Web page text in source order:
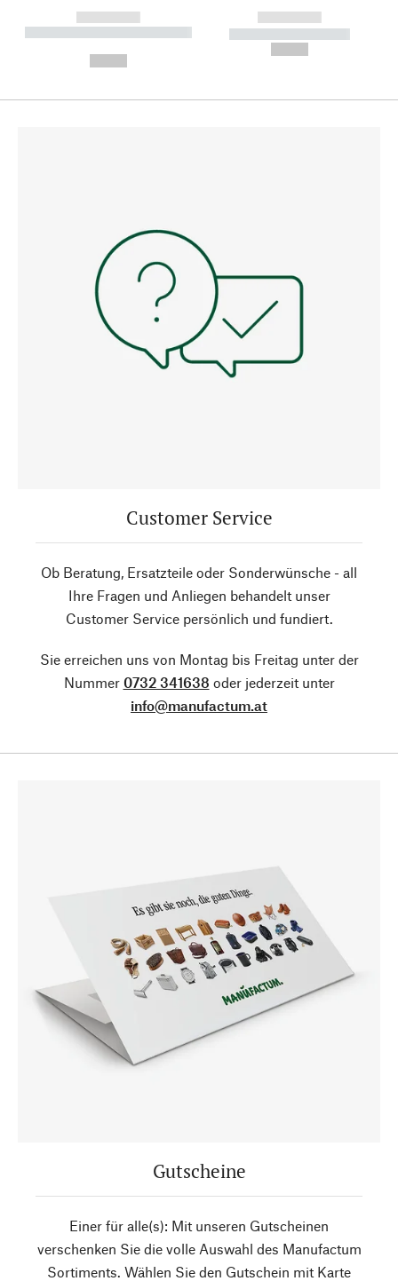
------------
----------- ----------- --------
------------
----------- -----------
Customer Service
Ob Beratung, Ersatzteile oder Sonderwünsche - all
Ihre Fragen und Anliegen behandelt unser
Customer Service persönlich und fundiert.
Sie erreichen uns von Montag bis Freitag unter der
Nummer 0732 341638 oder jederzeit unter
info@manufactum.at
Gutscheine
Einer für alle(s): Mit unseren Gutscheinen
verschenken Sie die volle Auswahl des Manufactum
Sortiments. Wählen Sie den Gutschein mit Karte